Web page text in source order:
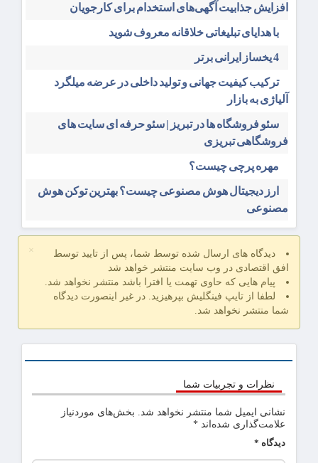
افزایش جذابیت آگهی‌های استخدام برای کارجویان
با هدایای تبلیغاتی خلاقانه معروف شوید
4 یخساز ایرانی برتر
ترکیب کیفیت جهانی و تولید داخلی در عرضه میلگرد
آلیاژی به بازار
سئو فروشگاه‌ ها در تبریز | سئو حرفه ای سایت های
فروشگاهی تبریزی
مهره پرچی چیست؟
ارز دیجیتال هوش مصنوعی چیست؟ بهترین توکن هوش
مصنوعی
×
دیدگاه های ارسال شده توسط شما، پس از تایید توسط
افق اقتصادی در وب سایت منتشر خواهد شد
پیام هایی که حاوی تهمت یا افترا باشد منتشر نخواهد شد.
لطفا از تایپ فینگلیش بپرهیزید. در غیر اینصورت دیدگاه
شما منتشر نخواهد شد.
نظرات و تجربیات شما
نشانی ایمیل شما منتشر نخواهد شد. بخش‌های موردنیاز
علامت‌گذاری شده‌اند *
دیدگاه *